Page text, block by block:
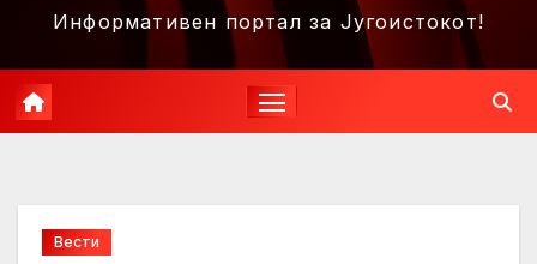
Информативен портал за Југоистокот!
Вести